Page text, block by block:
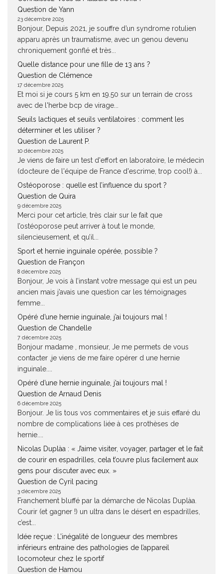
Question de Yann
23 décembre 2025
Bonjour, Depuis 2021, je souffre d’un syndrome rotulien
apparu après un traumatisme, avec un genou devenu
chroniquement gonflé et très...
Quelle distance pour une fille de 13 ans ?
Question de Clémence
17 décembre 2025
Et moi si je cours 5 km en 19.50 sur un terrain de cross
avec de l'herbe bcp de virage...
Seuils lactiques et seuils ventilatoires : comment les
déterminer et les utiliser ?
Question de Laurent P.
10 décembre 2025
Je viens de faire un test d'effort en laboratoire, le médecin
(docteure de l'équipe de France d'escrime, trop cool!) à...
Ostéoporose : quelle est l’influence du sport ?
Question de Quira
9 décembre 2025
Merci pour cet article, très clair sur le fait que
l’ostéoporose peut arriver à tout le monde,
silencieusement, et qu’il...
Sport et hernie inguinale opérée, possible ?
Question de Françon
8 décembre 2025
Bonjour, Je vois à l’instant votre message qui est un peu
ancien mais j’avais une question car les témoignages
femme...
Opéré d’une hernie inguinale, j’ai toujours mal !
Question de Chandelle
7 décembre 2025
Bonjour madame , monsieur, Je me permets de vous
contacter ,je viens de me faire opérer d une hernie
inguinale....
Opéré d’une hernie inguinale, j’ai toujours mal !
Question de Arnaud Denis
6 décembre 2025
Bonjour. Je lis tous vos commentaires et je suis effaré du
nombre de complications liée à ces prothèses de
hernie....
Nicolas Duplàa : « J’aime visiter, voyager, partager et le fait
de courir en espadrilles, cela t’ouvre plus facilement aux
gens pour discuter avec eux. »
Question de Cyril pacing
3 décembre 2025
Franchement bluffé par la démarche de Nicolas Duplàa.
Courir (et gagner !) un ultra dans le désert en espadrilles,
c’est...
Idée reçue : L’inégalité de longueur des membres
inférieurs entraine des pathologies de l’appareil
locomoteur chez le sportif
Question de Hamou